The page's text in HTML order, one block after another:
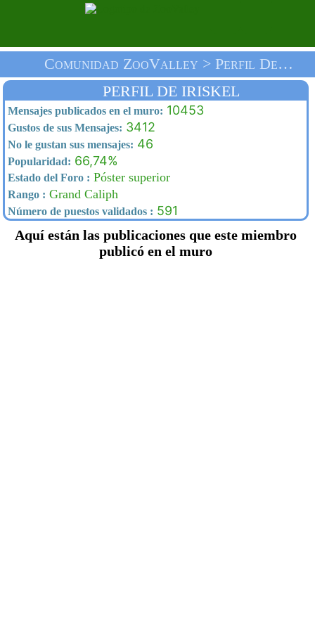
Comunidad ZooValley > Perfil De Iriskel > Inicio
PERFIL DE IRISKEL
Mensajes publicados en el muro: 10453
Gustos de sus Mensajes: 3412
No le gustan sus mensajes: 46
Popularidad: 66,74%
Estado del Foro : Póster superior
Rango : Grand Caliph
Número de puestos validados : 591
Aquí están las publicaciones que este miembro
publicó en el muro